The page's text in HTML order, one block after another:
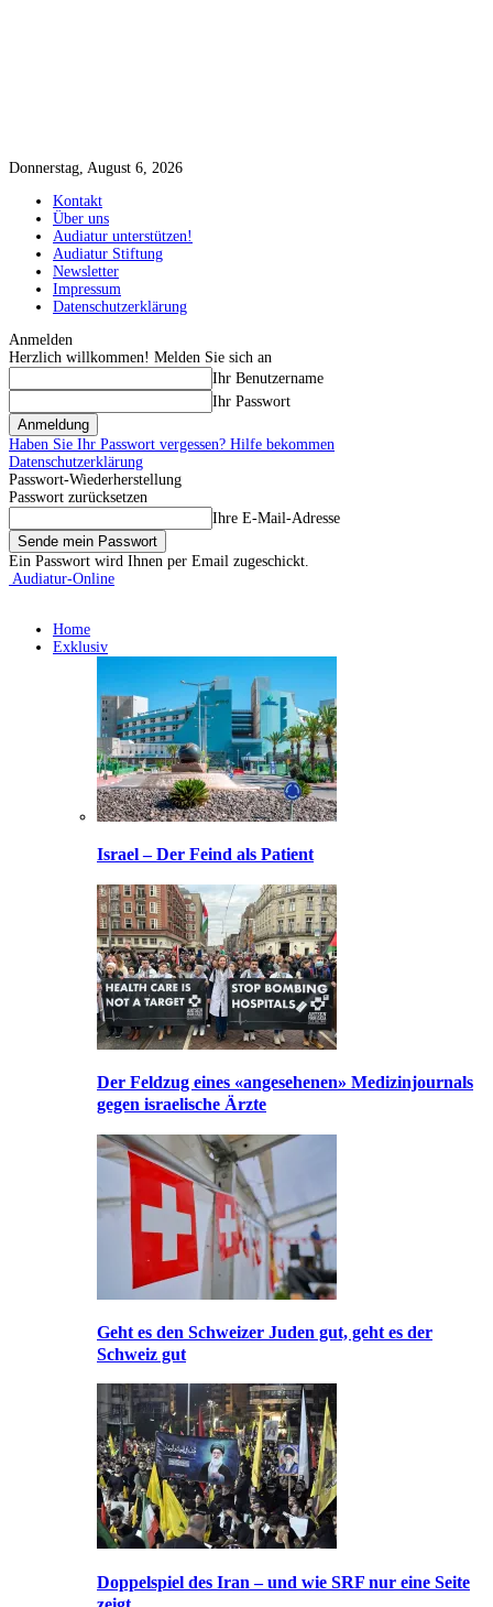
Donnerstag, August 6, 2026
Kontakt
Über uns
Audiatur unterstützen!
Audiatur Stiftung
Newsletter
Impressum
Datenschutzerklärung
Anmelden
Herzlich willkommen! Melden Sie sich an
Ihr Benutzername
Ihr Passwort
Haben Sie Ihr Passwort vergessen? Hilfe bekommen
Datenschutzerklärung
Passwort-Wiederherstellung
Passwort zurücksetzen
Ihre E-Mail-Adresse
Ein Passwort wird Ihnen per Email zugeschickt.
Audiatur-Online
Home
Exklusiv
Israel – Der Feind als Patient
Der Feldzug eines «angesehenen» Medizinjournals
gegen israelische Ärzte
Geht es den Schweizer Juden gut, geht es der
Schweiz gut
Doppelspiel des Iran – und wie SRF nur eine Seite